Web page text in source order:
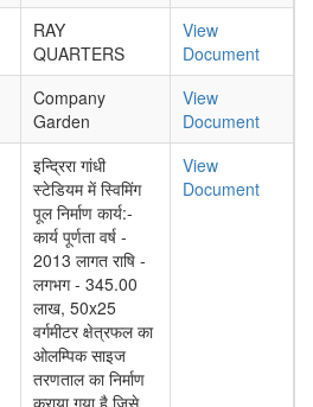
RAY
QUARTERS
View
Document
Company
Garden
View
Document
इन्द्रिरा गांधी
स्टेडियम में स्विमिंग
पूल निर्माण कार्य:-
कार्य पूर्णता वर्ष -
2013 लागत राषि -
लगभग - 345.00
लाख, 50x25
वर्गमीटर क्षेत्रफल का
ओलम्पिक साइज
तरणताल का निर्माण
View
Document